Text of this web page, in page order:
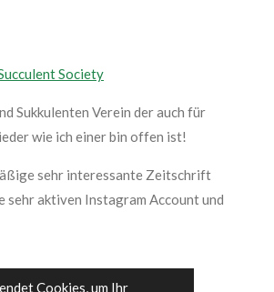
Cookies, um Ihr
Society
Sukkulenten Verein der auch für
wie ich einer bin offen ist!
sehr interessante Zeitschrift
sehr aktiven Instagram Account und